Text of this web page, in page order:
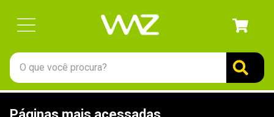
O que você procura?